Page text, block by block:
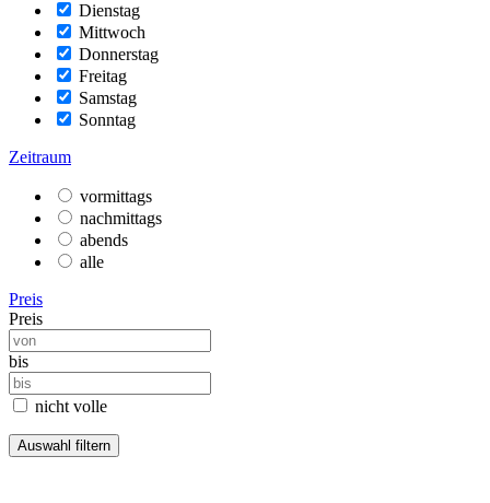
Dienstag
Mittwoch
Donnerstag
Freitag
Samstag
Sonntag
Zeitraum
vormittags
nachmittags
abends
alle
Preis
Preis
bis
nicht volle